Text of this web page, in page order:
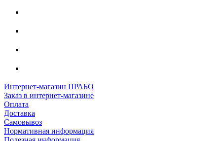
Интернет-магазин ПРАБО
Заказ в интернет-магазине
Оплата
Доставка
Самовывоз
Нормативная информация